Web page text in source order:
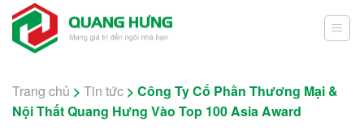
Skip
content
Trang chủ > Tin tức > Công Ty Cổ Phần Thương Mại &
Nội Thất Quang Hưng Vào Top 100 Asia Award